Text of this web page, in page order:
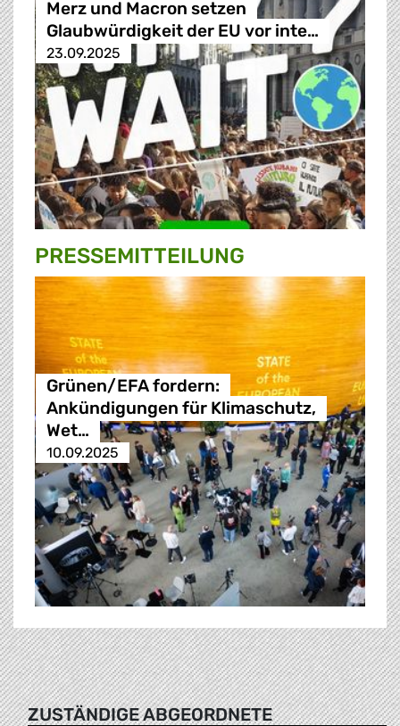
Merz und Macron setzen
Glaubwürdigkeit der EU vor inte…
23.09.2025
PRESSE­MITTEILUNG
Grünen/EFA fordern:
Ankündigungen für Klimaschutz,
Wet…
10.09.2025
ZUSTÄNDIGE ABGEORDNETE